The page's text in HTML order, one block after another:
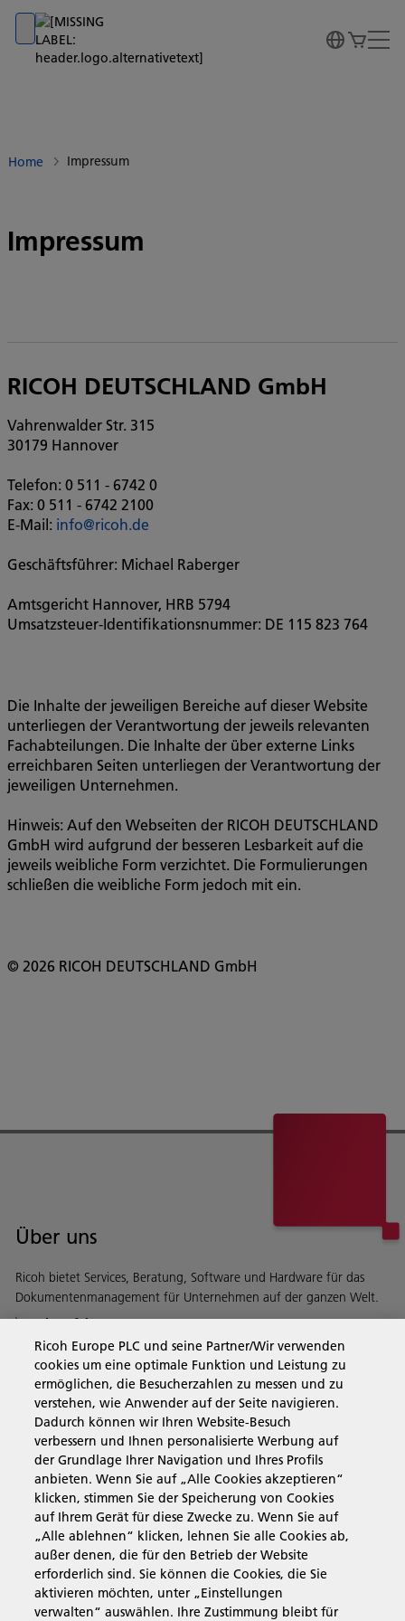
Go to banner
Go to content
Go to footer
Home Impressum
Impressum
RICOH DEUTSCHLAND GmbH
Vahrenwalder Str. 315
30179 Hannover
Telefon: 0 511 - 6742 0
Fax: 0 511 - 6742 2100
E-Mail: info@ricoh.de
Geschäftsführer: Michael Raberger
Amtsgericht Hannover, HRB 5794
Umsatzsteuer-Identifikationsnummer: DE 115 823 764
Die Inhalte der jeweiligen Bereiche auf dieser Website
unterliegen der Verantwortung der jeweils relevanten
Fachabteilungen. Die Inhalte der über externe Links
erreichbaren Seiten unterliegen der Verantwortung der
jeweiligen Unternehmen.
Hinweis: Auf den Webseiten der RICOH DEUTSCHLAND
GmbH wird aufgrund der besseren Lesbarkeit auf die
jeweils weibliche Form verzichtet. Die Formulierungen
schließen die weibliche Form jedoch mit ein.
© 2026 RICOH DEUTSCHLAND GmbH
Über uns
Ricoh bietet Services, Beratung, Software und Hardware für das
Dokumentenmanagement für Unternehmen auf der ganzen Welt.
Mehr erfahren
Business Solutions
Produkte & Services
Support & Kontakt
Informationen
Ricoh Europe PLC und seine Partner/Wir verwenden
cookies um eine optimale Funktion und Leistung zu
ermöglichen, die Besucherzahlen zu messen und zu
verstehen, wie Anwender auf der Seite navigieren.
Dadurch können wir Ihren Website-Besuch
verbessern und Ihnen personalisierte Werbung auf
der Grundlage Ihrer Navigation und Ihres Profils
anbieten. Wenn Sie auf „Alle Cookies akzeptieren“
klicken, stimmen Sie der Speicherung von Cookies
auf Ihrem Gerät für diese Zwecke zu. Wenn Sie auf
„Alle ablehnen“ klicken, lehnen Sie alle Cookies ab,
außer denen, die für den Betrieb der Website
erforderlich sind. Sie können die Cookies, die Sie
aktivieren möchten, unter „Einstellungen
verwalten“ auswählen. Ihre Zustimmung bleibt für